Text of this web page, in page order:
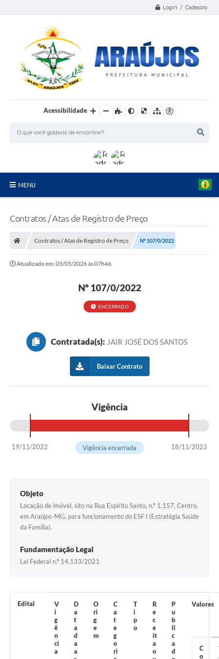
Login / Cadastro
Acessibilidade
MENU
Lei Aldir Blanc 2026
COMPRA DIRETA
Conselhos
Licenças Concedidas
DOC Licenciamento Ambiental
Diário Oficial
Acesso a Informação (Transparência)
Lei Aldir Blanc
Lei de Acesso a Informação
Órgãos Municipais
Contratos / Atas de Registro de Preço
Contratos / Atas de Registro de Preço Nº 107/0/2022
Atualizado em: 05/05/2026 às 07h46
Nº 107/0/2022
ENCERRADO
Contratada(s): JAIR JOSÉ DOS SANTOS
Baixar Contrato
Vigência
19/11/2022 18/11/2023
Vigência encerrada
Objeto
Locação de imóvel, sito na Rua Espírito Santo, n.º 1.157, Centro,
em Araújos-MG, para funcionamento do ESF I (Estratégia Saúde
da Família).
Fundamentação Legal
Lei Federal n.º 14.133/2021
Edital
V
i
g
ê
n
ci
a
D
a
t
a
d
a
a
O
ri
g
e
m
C
a
t
e
g
o
ri
T
i
p
o
R
e
c
e
it
a
o
P
u
b
li
c
a
d
Valores
C
o